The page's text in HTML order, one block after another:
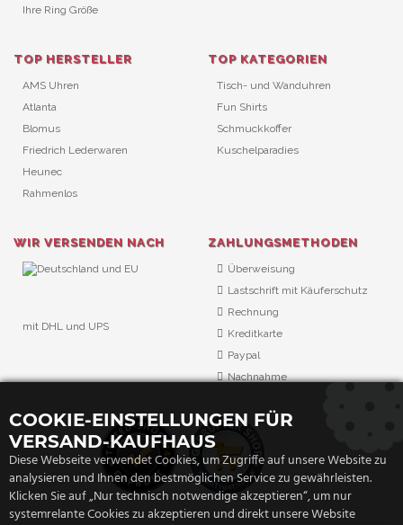
Ihre Ring Größe
TOP HERSTELLER
AMS Uhren
Atlanta
Blomus
Friedrich Lederwaren
Heunec
Rahmenlos
TOP KATEGORIEN
Tisch- und Wanduhren
Fun Shirts
Schmuckkoffer
Kuschelparadies
WIR VERSENDEN NACH
mit DHL und UPS
ZAHLUNGSMETHODEN
Überweisung
Lastschrift mit Käuferschutz
Rechnung
Kreditkarte
Paypal
Nachnahme
COOKIE-EINSTELLUNGEN FÜR
VERSAND-KAUFHAUS
Diese Webseite verwendet Cookies, um Zugriffe auf unsere Website zu
analysieren und Ihnen den bestmöglichen Service zu gewährleisten.
Klicken Sie auf „Nur technisch notwendige akzeptieren“, um nur
systemrelante Cookies zu akzeptieren und direkt unsere Website